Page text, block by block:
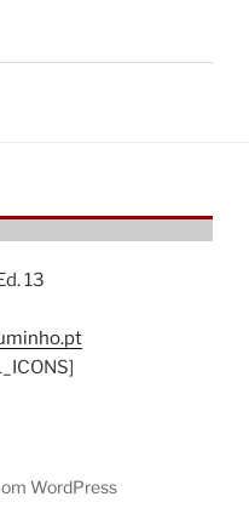
13
WordPress